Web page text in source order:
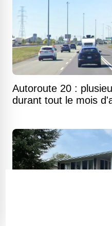
Autoroute 20 :
durant tout le mois